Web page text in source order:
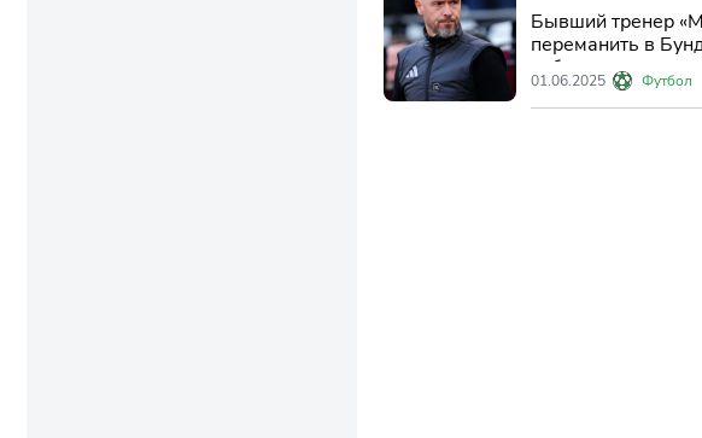
полный
Бывший тренер
переманить в
себя.
01.06.2025 Футбол